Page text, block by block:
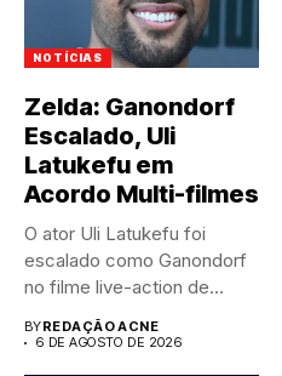
NOTÍCIAS
Zelda: Ganondorf
Escalado, Uli
Latukefu em
Acordo Multi-filmes
O ator Uli Latukefu foi
escalado como Ganondorf
no filme live-action de...
BYREDAÇÃO ACNE
6 DE AGOSTO DE 2026